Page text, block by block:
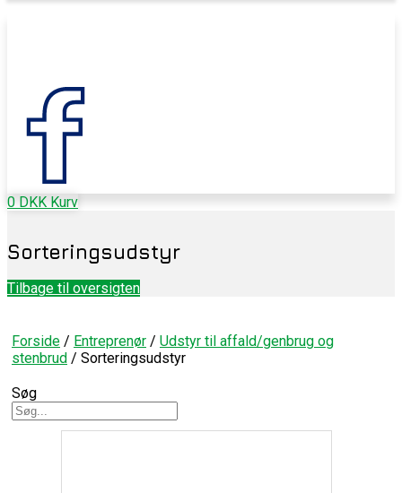
0 DKK Kurv
Sorteringsudstyr
Tilbage til oversigten
Forside / Entreprenør / Udstyr til affald/genbrug og
stenbrud / Sorteringsudstyr
Søg